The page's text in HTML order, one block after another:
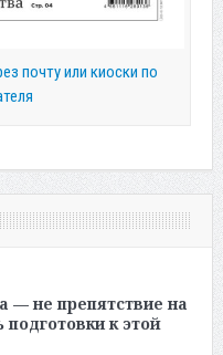
почту или киоски по
— не препятствие на
подготовки к этой